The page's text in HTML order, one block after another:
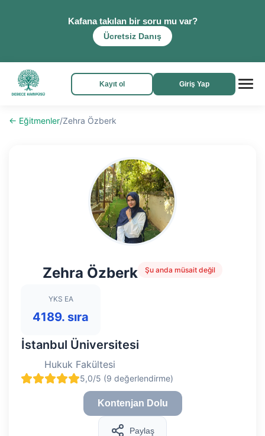
Kafana takılan bir soru mu var?
Ücretsiz Danış
Kayıt ol Giriş Yap
← Eğitmenler/Zehra Özberk
Zehra Özberk Şu anda müsait değil
YKS EA
4189. sıra
İstanbul Üniversitesi
Hukuk Fakültesi
5,0/5 (9 değerlendirme)
Kontenjan Dolu
Paylaş